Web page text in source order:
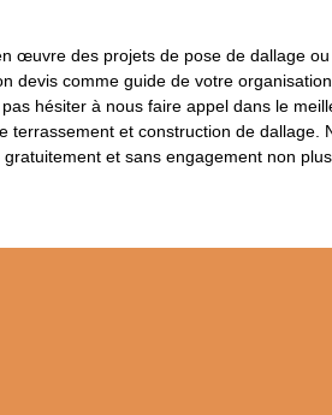
œuvre des projets de pose de dallage
devis comme guide de votre
hésiter à nous faire appel dans le
terrassement et construction de dallage.
et sans engagement non plus.